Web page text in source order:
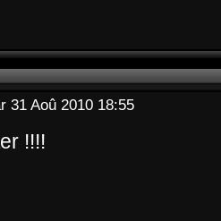
31 Aoû 2010 18:55
!!!!